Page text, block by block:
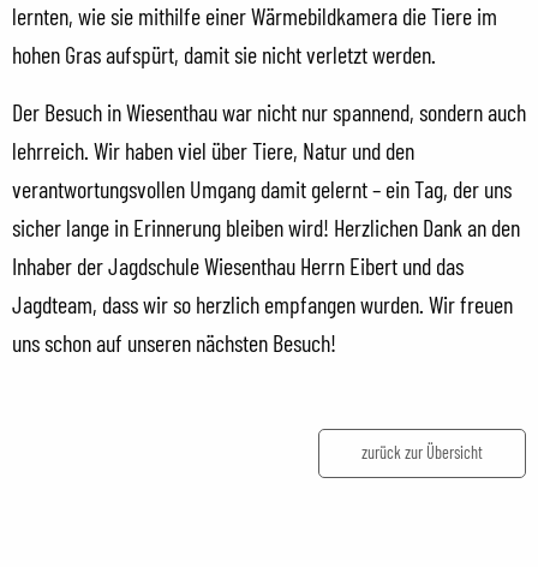
lernten, wie sie mithilfe einer Wärmebildkamera die Tiere im
hohen Gras aufspürt, damit sie nicht verletzt werden.
Der Besuch in Wiesenthau war nicht nur spannend, sondern auch
lehrreich. Wir haben viel über Tiere, Natur und den
verantwortungsvollen Umgang damit gelernt – ein Tag, der uns
sicher lange in Erinnerung bleiben wird! Herzlichen Dank an den
Inhaber der Jagdschule Wiesenthau Herrn Eibert und das
Jagdteam, dass wir so herzlich empfangen wurden. Wir freuen
uns schon auf unseren nächsten Besuch!
zurück zur Übersicht